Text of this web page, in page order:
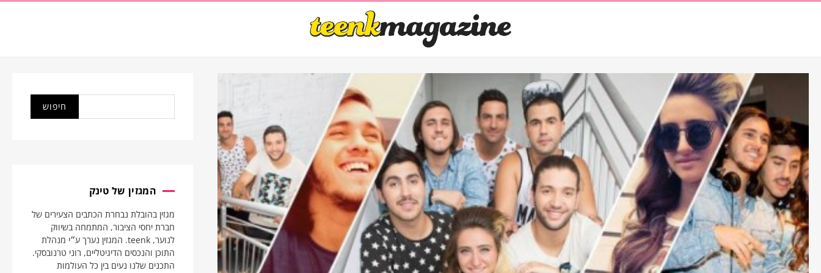
המגזין של טינק
מגזין בהובלת נבחרת הכתבים הצעירים של
חברת יחסי הציבור, המתמחה בשיווק
לנוער, teenk. המגזין נערך ע״י מנהלת
התוכן והנכסים הדיגיטליים, רוני טרנובסקי.
התכנים שלנו נעים בין כל העולמות